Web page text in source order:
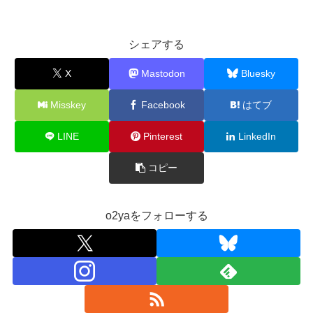
シェアする
X Mastodon Bluesky
Misskey Facebook はてブ
LINE Pinterest LinkedIn
コピー
o2yaをフォローする